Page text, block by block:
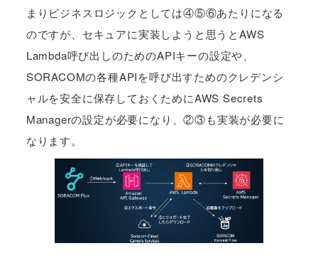
まりビジネスロジックとしては④⑤⑥あたりになる
のですが、セキュアに実装しようと思うとAWS
Lambda呼び出しのためのAPIキーの設定や、
SORACOMの各種APIを呼び出すためのクレデンシ
ャルを安全に保存しておくためにAWS Secrets
Managerの設定が必要になり、②③も実装が必要に
なります。